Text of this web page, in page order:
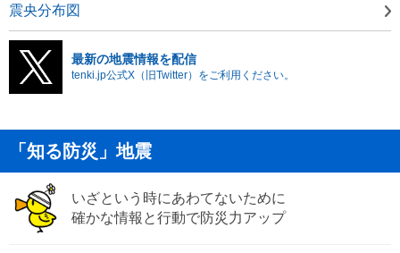
震央分布図
最新の地震情報を配信
tenki.jp公式X（旧Twitter）をご利用ください。
「知る防災」地震
いざという時にあわてないために
確かな情報と行動で防災力アップ